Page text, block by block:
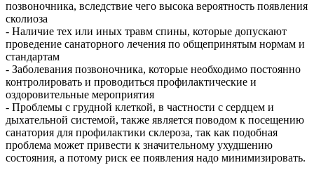
позвоночника, вследствие чего высока вероятность появления
сколиоза
- Наличие тех или иных травм спины, которые допускают
проведение санаторного лечения по общепринятым нормам и
стандартам
- Заболевания позвоночника, которые необходимо постоянно
контролировать и проводиться профилактические и
оздоровительные мероприятия
- Проблемы с грудной клеткой, в частности с сердцем и
дыхательной системой, также является поводом к посещению
санатория для профилактики склероза, так как подобная
проблема может привести к значительному ухудшению
состояния, а потому риск ее появления надо минимизировать.